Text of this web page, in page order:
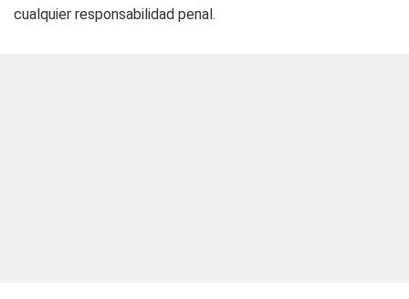
cualquier responsabilidad penal.